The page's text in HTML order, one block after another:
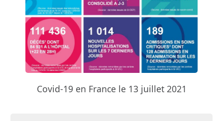
Covid-19 en France le 13 juillet 2021